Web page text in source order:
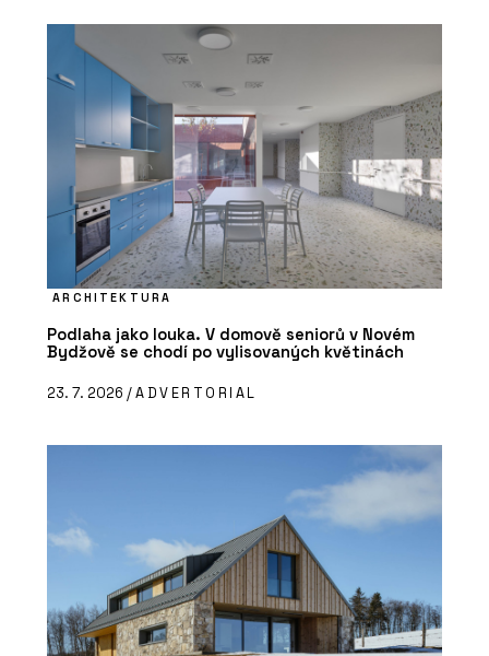
ARCHITEKTURA
Podlaha jako louka. V domově seniorů v Novém
Bydžově se chodí po vylisovaných květinách
23. 7. 2026 /ADVERTORIAL